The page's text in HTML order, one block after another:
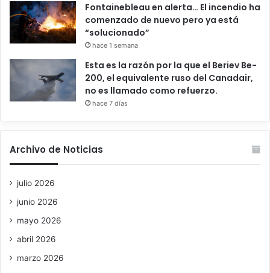
Fontainebleau en alerta… El incendio ha
comenzado de nuevo pero ya está
“solucionado”
hace 1 semana
Esta es la razón por la que el Beriev Be-
200, el equivalente ruso del Canadair,
no es llamado como refuerzo.
hace 7 días
Archivo de Noticias
julio 2026
junio 2026
mayo 2026
abril 2026
marzo 2026